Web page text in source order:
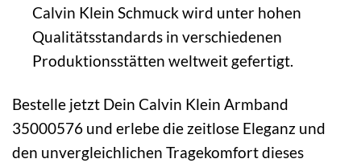
Calvin Klein Schmuck wird unter hohen
Qualitätsstandards in verschiedenen
Produktionsstätten weltweit gefertigt.
Bestelle jetzt Dein Calvin Klein Armband
35000576 und erlebe die zeitlose Eleganz und
den unvergleichlichen Tragekomfort dieses